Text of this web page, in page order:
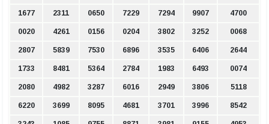
1677 2311 0650 7229 7294 9907 4700
0020 4261 0156 0204 3802 3252 0068
2807 5839 7530 6896 3535 6406 2644
1733 8481 5364 2784 1983 6493 0074
2080 4982 3287 6016 2949 3806 5118
6220 3699 8095 4681 3701 3996 8542